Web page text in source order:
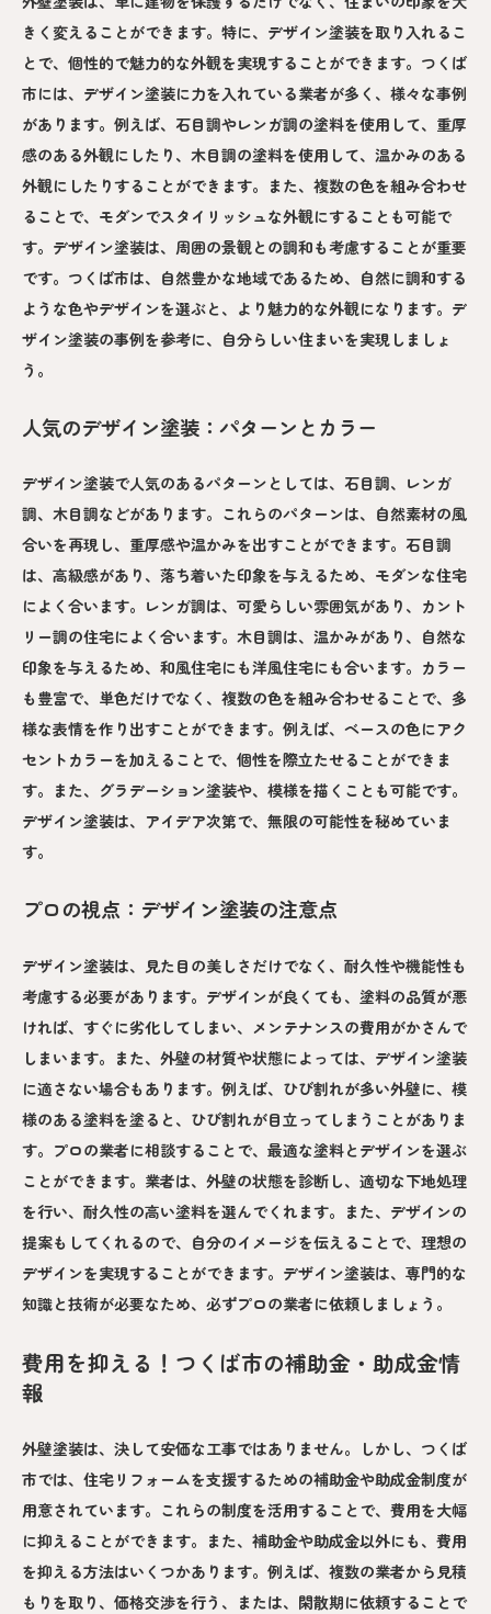
きく変えることができます。特に、デザイン塗装を取り入れるこ
とで、個性的で魅力的な外観を実現することができます。つくば
市には、デザイン塗装に力を入れている業者が多く、様々な事例
があります。例えば、石目調やレンガ調の塗料を使用して、重厚
感のある外観にしたり、木目調の塗料を使用して、温かみのある
外観にしたりすることができます。また、複数の色を組み合わせ
ることで、モダンでスタイリッシュな外観にすることも可能で
す。デザイン塗装は、周囲の景観との調和も考慮することが重要
です。つくば市は、自然豊かな地域であるため、自然に調和する
ような色やデザインを選ぶと、より魅力的な外観になります。デ
ザイン塗装の事例を参考に、自分らしい住まいを実現しましょ
う。
人気のデザイン塗装：パターンとカラー
デザイン塗装で人気のあるパターンとしては、石目調、レンガ
調、木目調などがあります。これらのパターンは、自然素材の風
合いを再現し、重厚感や温かみを出すことができます。石目調
は、高級感があり、落ち着いた印象を与えるため、モダンな住宅
によく合います。レンガ調は、可愛らしい雰囲気があり、カント
リー調の住宅によく合います。木目調は、温かみがあり、自然な
印象を与えるため、和風住宅にも洋風住宅にも合います。カラー
も豊富で、単色だけでなく、複数の色を組み合わせることで、多
様な表情を作り出すことができます。例えば、ベースの色にアク
セントカラーを加えることで、個性を際立たせることができま
す。また、グラデーション塗装や、模様を描くことも可能です。
デザイン塗装は、アイデア次第で、無限の可能性を秘めていま
す。
プロの視点：デザイン塗装の注意点
デザイン塗装は、見た目の美しさだけでなく、耐久性や機能性も
考慮する必要があります。デザインが良くても、塗料の品質が悪
ければ、すぐに劣化してしまい、メンテナンスの費用がかさんで
しまいます。また、外壁の材質や状態によっては、デザイン塗装
に適さない場合もあります。例えば、ひび割れが多い外壁に、模
様のある塗料を塗ると、ひび割れが目立ってしまうことがありま
す。プロの業者に相談することで、最適な塗料とデザインを選ぶ
ことができます。業者は、外壁の状態を診断し、適切な下地処理
を行い、耐久性の高い塗料を選んでくれます。また、デザインの
提案もしてくれるので、自分のイメージを伝えることで、理想の
デザインを実現することができます。デザイン塗装は、専門的な
知識と技術が必要なため、必ずプロの業者に依頼しましょう。
費用を抑える！つくば市の補助金・助成金情
報
外壁塗装は、決して安価な工事ではありません。しかし、つくば
市では、住宅リフォームを支援するための補助金や助成金制度が
用意されています。これらの制度を活用することで、費用を大幅
に抑えることができます。また、補助金や助成金以外にも、費用
を抑える方法はいくつかあります。例えば、複数の業者から見積
もりを取り、価格交渉を行う、または、閑散期に依頼することで